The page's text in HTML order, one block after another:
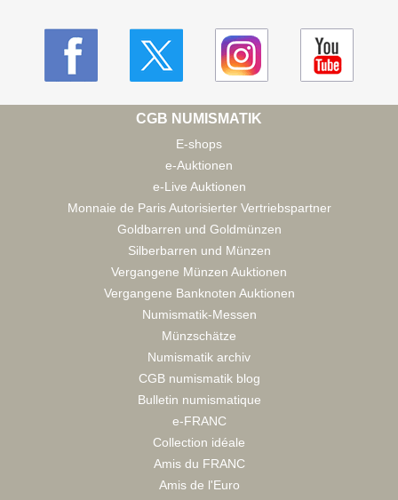
CGB NUMISMATIK
E-shops
e-Auktionen
e-Live Auktionen
Monnaie de Paris Autorisierter Vertriebspartner
Goldbarren und Goldmünzen
Silberbarren und Münzen
Vergangene Münzen Auktionen
Vergangene Banknoten Auktionen
Numismatik-Messen
Münzschätze
Numismatik archiv
CGB numismatik blog
Bulletin numismatique
e-FRANC
Collection idéale
Amis du FRANC
Amis de l'Euro